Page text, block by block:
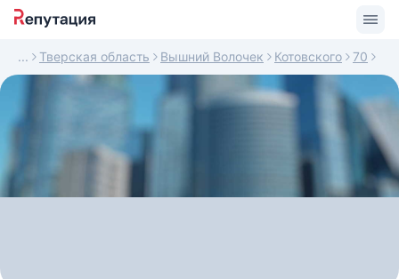
Тверская область Вышний Волочек Котовского 70